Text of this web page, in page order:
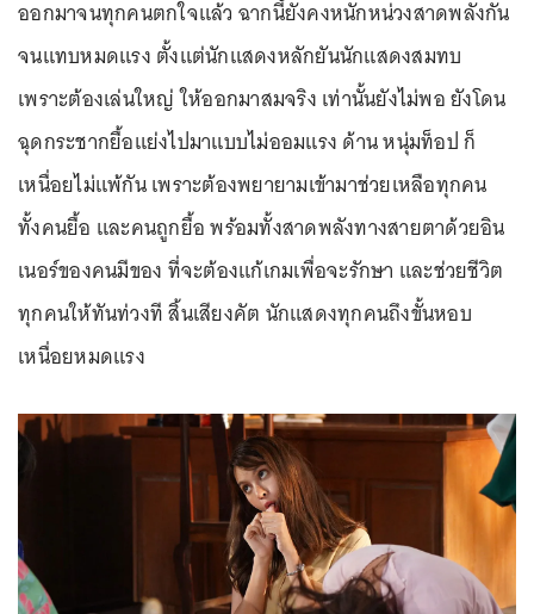
ออกมาจนทุกคนตกใจแล้ว ฉากนี้ยังคงหนักหน่วงสาดพลังกัน
จนแทบหมดแรง ตั้งแต่นักแสดงหลักยันนักแสดงสมทบ
เพราะต้องเล่นใหญ่ ให้ออกมาสมจริง เท่านั้นยังไม่พอ ยังโดน
ฉุดกระชากยื้อแย่งไปมาแบบไม่ออมแรง ด้าน หนุ่มท็อป ก็
เหนื่อยไม่แพ้กัน เพราะต้องพยายามเข้ามาช่วยเหลือทุกคน
ทั้งคนยื้อ และคนถูกยื้อ พร้อมทั้งสาดพลังทางสายตาด้วยอิน
เนอร์ของคนมีของ ที่จะต้องแก้เกมเพื่อจะรักษา และช่วยชีวิต
ทุกคนให้ทันท่วงที สิ้นเสียงคัต นักแสดงทุกคนถึงขั้นหอบ
เหนื่อยหมดแรง